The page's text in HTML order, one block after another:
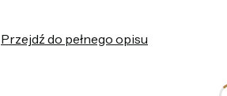
Przejdź do pełnego opisu